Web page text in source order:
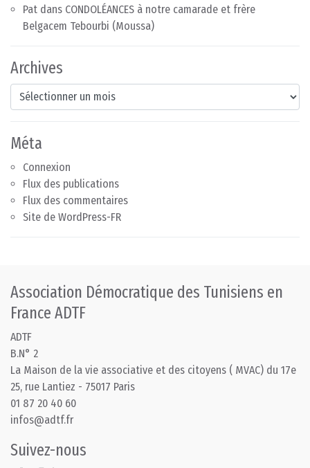
Pat dans CONDOLÉANCES à notre camarade et frère
Belgacem Tebourbi (Moussa)
Archives
Archives
Méta
Connexion
Flux des publications
Flux des commentaires
Site de WordPress-FR
Association Démocratique des Tunisiens en
France ADTF
ADTF
B.N° 2
La Maison de la vie associative et des citoyens ( MVAC) du 17e
25, rue Lantiez - 75017 Paris
01 87 20 40 60
infos@adtf.fr
Suivez-nous